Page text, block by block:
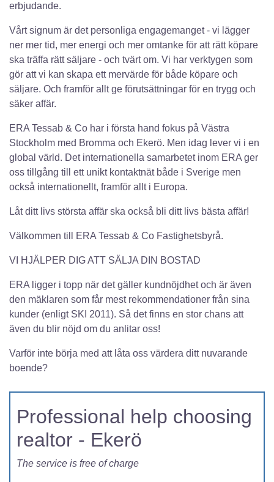
erbjudande.
Vårt signum är det personliga engagemanget - vi lägger
ner mer tid, mer energi och mer omtanke för att rätt köpare
ska träffa rätt säljare - och tvärt om. Vi har verktygen som
gör att vi kan skapa ett mervärde för både köpare och
säljare. Och framför allt ge förutsättningar för en trygg och
säker affär.
ERA Tessab & Co har i första hand fokus på Västra
Stockholm med Bromma och Ekerö. Men idag lever vi i en
global värld. Det internationella samarbetet inom ERA ger
oss tillgång till ett unikt kontaktnät både i Sverige men
också internationellt, framför allt i Europa.
Låt ditt livs största affär ska också bli ditt livs bästa affär!
Välkommen till ERA Tessab & Co Fastighetsbyrå.
VI HJÄLPER DIG ATT SÄLJA DIN BOSTAD
ERA ligger i topp när det gäller kundnöjdhet och är även
den mäklaren som får mest rekommendationer från sina
kunder (enligt SKI 2011). Så det finns en stor chans att
även du blir nöjd om du anlitar oss!
Varför inte börja med att låta oss värdera ditt nuvarande
boende?
Professional help choosing
realtor - Ekerö
The service is free of charge